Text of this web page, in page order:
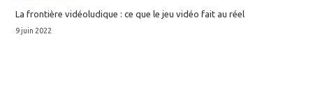
La frontière vidéoludique : ce que le jeu vidéo fait au réel
9 juin 2022